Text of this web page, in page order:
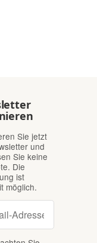
Sie jetzt
und
Sie keine
Die
ist
möglich.
Abonnieren